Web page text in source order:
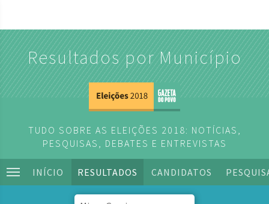
Resultados por Município
TUDO SOBRE AS ELEIÇÕES 2018: NOTÍCIAS,
PESQUISAS, DEBATES E ENTREVISTAS
INÍCIO RESULTADOS CANDIDATOS